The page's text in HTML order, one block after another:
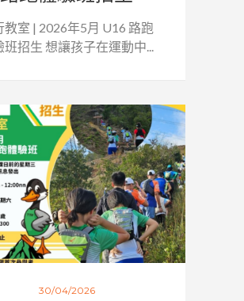
教室 | 2026年5月 U16 路跑
班招生 想讓孩子在運動中...
30/04/2026